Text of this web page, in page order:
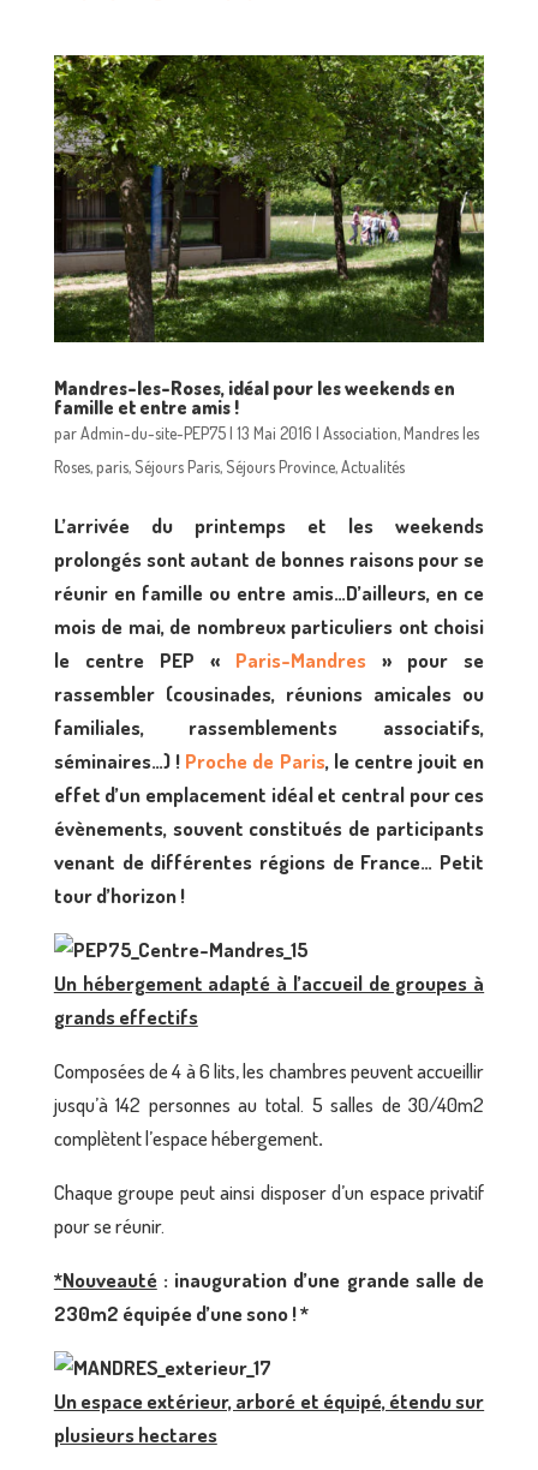
Mandres-les-Roses, idéal pour les weekends en
famille et entre amis !
parAdmin-du-site-PEP75| 13 Mai 2016 | Association,Mandres les
Roses,paris, Séjours Paris, Séjours Province,Actualités
L’arrivée du printemps et les weekends
prolongés sont autant de bonnes raisons pour se
réunir en famille ou entre amis…D’ailleurs, en ce
mois de mai, de nombreux particuliers ont choisi
le centre PEP « Paris-Mandres » pour se
rassembler (cousinades, réunions amicales ou
familiales, rassemblements associatifs,
séminaires…) ! Proche de Paris, le centre jouit en
effet d’un emplacement idéal et central pour ces
évènements, souvent constitués de participants
venant de différentes régions de France… Petit
tour d’horizon !
Un hébergement adapté à l’accueil de groupes à
grands effectifs
Composées de 4 à 6 lits, les chambres peuvent accueillir
jusqu’à 142 personnes au total. 5 salles de 30/40m2
complètent l’espace hébergement.
Chaque groupe peut ainsi disposer d’un espace privatif
pour se réunir.
*Nouveauté: inauguration d’une grande salle de
230m2 équipée d’une sono ! *
Un espace extérieur, arboré et équipé, étendu sur
plusieurs hectares